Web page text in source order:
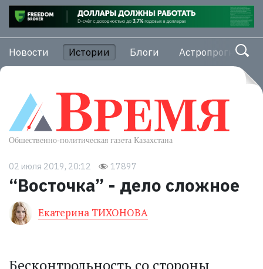
Новости Истории Блоги Астропрогноз
02 июля 2019, 20:12 17897
“Восточка” - дело сложное
Екатерина ТИХОНОВА
Бесконтрольность со стороны